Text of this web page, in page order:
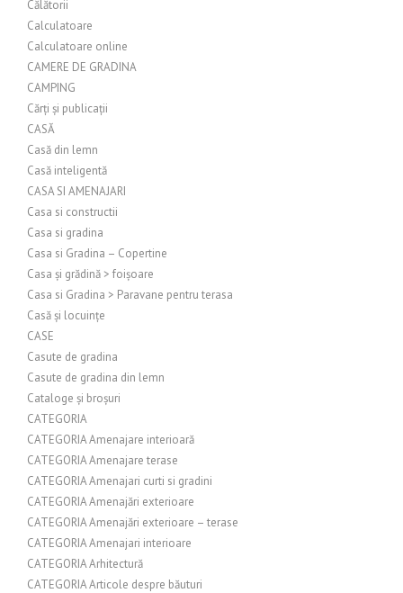
Călătorii
Calculatoare
Calculatoare online
CAMERE DE GRADINA
CAMPING
Cărți și publicații
CASĂ
Casă din lemn
Casă inteligentă
CASA SI AMENAJARI
Casa si constructii
Casa si gradina
Casa si Gradina – Copertine
Casa și grădină > foișoare
Casa si Gradina > Paravane pentru terasa
Casă și locuințe
CASE
Casute de gradina
Casute de gradina din lemn
Cataloge și broșuri
CATEGORIA
CATEGORIA Amenajare interioară
CATEGORIA Amenajare terase
CATEGORIA Amenajari curti si gradini
CATEGORIA Amenajări exterioare
CATEGORIA Amenajări exterioare – terase
CATEGORIA Amenajari interioare
CATEGORIA Arhitectură
CATEGORIA Articole despre băuturi